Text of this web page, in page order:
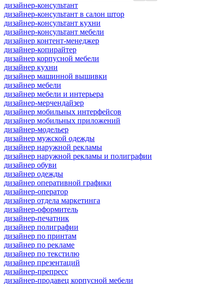
дизайнер-консультант
дизайнер-консультант в салон штор
дизайнер-консультант кухни
дизайнер-консультант мебели
дизайнер контент-менеджер
дизайнер-копирайтер
дизайнер корпусной мебели
дизайнер кухни
дизайнер машинной вышивки
дизайнер мебели
дизайнер мебели и интерьера
дизайнер-мерчендайзер
дизайнер мобильных интерфейсов
дизайнер мобильных приложений
дизайнер-модельер
дизайнер мужской одежды
дизайнер наружной рекламы
дизайнер наружной рекламы и полиграфии
дизайнер обуви
дизайнер одежды
дизайнер оперативной графики
дизайнер-оператор
дизайнер отдела маркетинга
дизайнер-оформитель
дизайнер-печатник
дизайнер полиграфии
дизайнер по принтам
дизайнер по рекламе
дизайнер по текстилю
дизайнер презентаций
дизайнер-препресс
дизайнер-продавец корпусной мебели